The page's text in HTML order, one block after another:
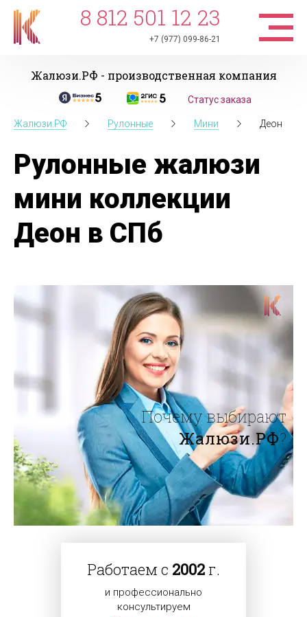
8 812 501 12 23
+7 (977) 099-86-21
Жалюзи.РФ - производственная компания
Статус заказа
Жалюзи.РФ Рулонные Мини Деон
Рулонные жалюзи
мини коллекции
Деон в СПб
Почему выбирают
Жалюзи.РФ?
Работаем с 2002 г.
и профессионально
консультируем